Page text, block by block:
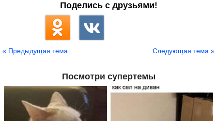
Поделись с друзьями!
« Предыдущая тема Следующая тема »
Посмотри супертемы